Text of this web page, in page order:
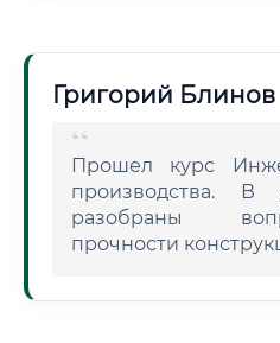
Григорий Блинов
Прошел курс
производства. В
разобраны
прочности